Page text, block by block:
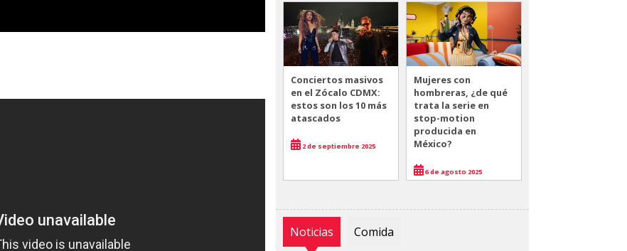
Conciertos masivos
en el Zócalo CDMX:
estos son los 10 más
atascados
2 de septiembre 2025
Mujeres con
hombreras, ¿de qué
trata la serie en
stop-motion
producida en
México?
6 de agosto 2025
Noticias Comida